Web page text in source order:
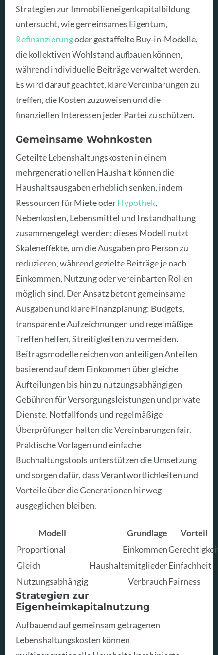
Strategien zur Immobilieneigenkapitalbildung
untersucht, wie gemeinsames Eigentum,
Refinanzierungoder gestaffelte Buy-in-Modelle,
die kollektiven Wohlstand aufbauen können,
während individuelle Beiträge verwaltet werden.
Es wird darauf geachtet, klare Vereinbarungen zu
treffen, die Kosten zuzuweisen und die
finanziellen Interessen jeder Partei zu schützen.
Gemeinsame Wohnkosten
Geteilte Lebenshaltungskosten in einem
mehrgenerationellen Haushalt können die
Haushaltsausgaben erheblich senken, indem
Ressourcen für Miete oderHypothek,
Nebenkosten, Lebensmittel und Instandhaltung
zusammengelegt werden; dieses Modell nutzt
Skaleneffekte, um die Ausgaben pro Person zu
reduzieren, während gezielte Beiträge je nach
Einkommen, Nutzung oder vereinbarten Rollen
möglich sind. Der Ansatz betont gemeinsame
Ausgaben und klare Finanzplanung: Budgets,
transparente Aufzeichnungen und regelmäßige
Treffen helfen, Streitigkeiten zu vermeiden.
Beitragsmodelle reichen von anteiligen Anteilen
basierend auf dem Einkommen über gleiche
Aufteilungen bis hin zu nutzungsabhängigen
Gebühren für Versorgungsleistungen und private
Dienste. Notfallfonds und regelmäßige
Überprüfungen halten die Vereinbarungen fair.
Praktische Vorlagen und einfache
Buchhaltungstools unterstützen die Umsetzung
und sorgen dafür, dass Verantwortlichkeiten und
Vorteile über die Generationen hinweg
ausgeglichen bleiben.
Modell Grundlage
Vorteil
Proportional
Einkommen
Gleich
HaushaltsmitgliederEinfachheit
Nutzungsabhängig
VerbrauchFairness
Strategien zur
Eigenheimkapitalnutzung
Aufbauend auf gemeinsam getragenen
Lebenshaltungskosten können